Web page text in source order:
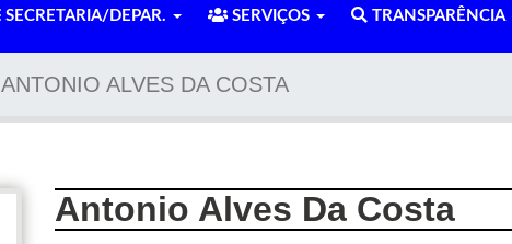
SECRETARIA/DEPAR. SERVIÇOS TRANSPARÊNCIA
ANTONIO ALVES DA COSTA
Antonio Alves Da Costa